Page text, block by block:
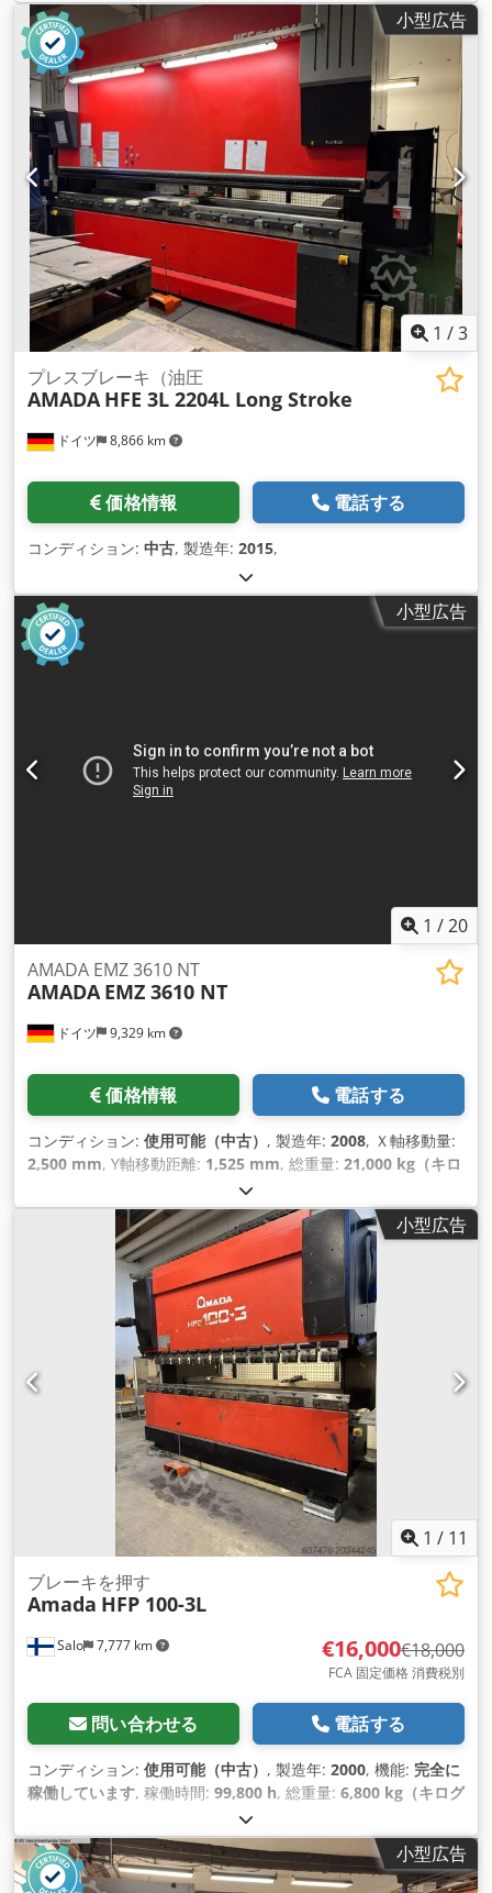
小型広告
1 /3
ドイツ 8,866 km
プレスブレーキ（油圧
AMADA HFE 3L 2204L Long Stroke
価格情報 電話する
コンディション: 中古, 製造年: 2015,
小型広告
1 /20
ドイツ 9,329 km
AMADA EMZ 3610 NT
AMADA EMZ 3610 NT
価格情報 電話する
コンディション: 使用可能（中古） , 製造年: 2008, Ｘ軸移動量:
2,500 mm, Y軸移動距離: 1,525 mm, 総重量: 21,000 kg（キロ
160 kg（キログラム）
小型広告
1 / 11
Salo 7,777 km
ブレーキを押す
Amada HFP 100-3L
€16,000€18,000
FCA 固定価格 消費税別
問い合わせる 電話する
コンディション: 使用可能（中古） , 製造年: 2000, 機能: 完全に
稼働しています, 稼働時間: 99,800 h, 総重量: 6,800 kg（キログ
, 最大曲げ力:
制御, 自動化の程度:オートマチック,
小型広告